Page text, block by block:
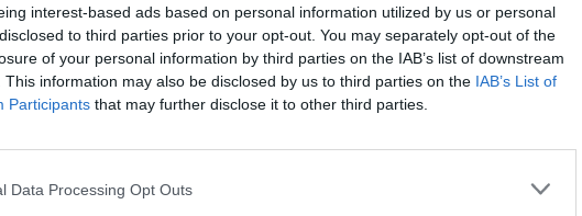
interest-based ads based on personal information utilized by us or personal
to third parties prior to your opt-out. You may separately opt-out of the
of your personal information by third parties on the IAB’s list of downstream
This information may also be disclosed by us to third parties on the IAB’s List of
Participants that may further disclose it to other third parties.
Data Processing Opt Outs
a foci-vb, mint a klubfutball?
Maldinik, Del Pierók és David Backhemek korszaka, akiknek a
Jr. van, Mbappé, meg Harry Kane, akiket persze lehet szeretni, de